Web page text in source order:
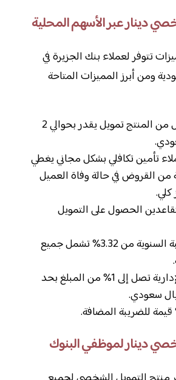
دينار عبر الأسهم المحلية
تتوفر لعملاء بنك الجزيرة في
ومن أبرز المميزات المتاحة
يتم منح العميل من المنتج تمويل يقدر بحوالي 2
تأمين تكافلي بشكل مجاني يغطي
من القروض في حالة وفاة العميل
كلي.
الحصول على التمويل
تبدأ قيمة النسبة السنوية من 3.32% تشمل جميع
قيمة الرسوم الإدارية تصل إلى 1% من المبلغ بحد
دينار لموظفي البنوك